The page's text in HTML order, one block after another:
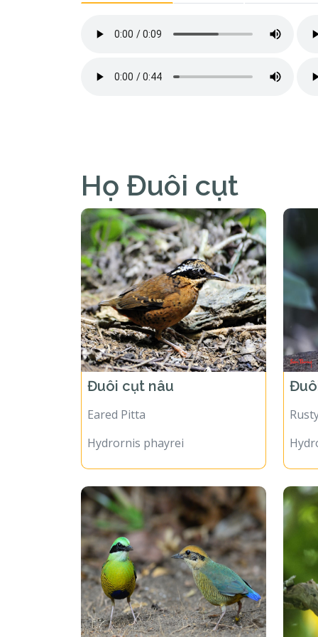
Họ Đuôi cụt
Đuôi cụt nâu
Eared Pitta
Hydrornis phayrei